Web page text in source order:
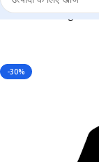
chalti rahegi”
-30%